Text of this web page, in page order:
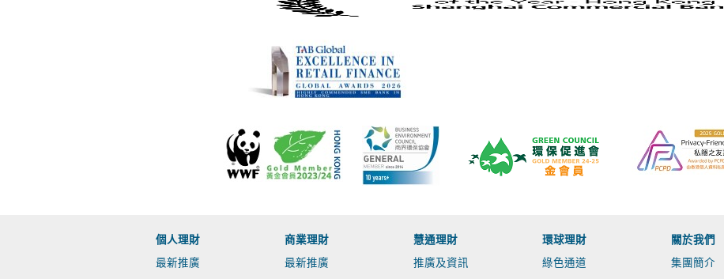
個人理財
最新推廣
商業理財
最新推廣
慧通理財
推廣及資訊
環球理財
綠色通道
關於我們
集團簡介